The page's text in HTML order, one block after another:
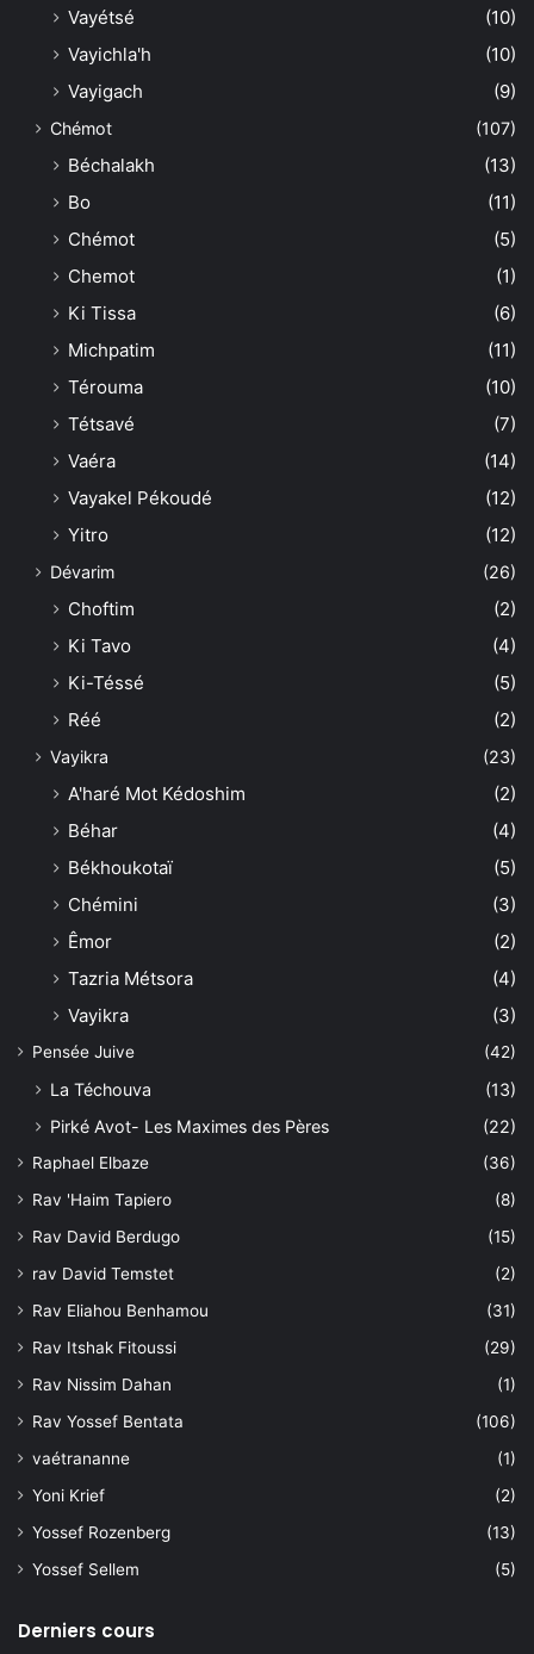
Vayétsé
(10)
Vayichla'h
(10)
Vayigach
(9)
Chémot (107)
Béchalakh
(13)
Bo
(11)
Chémot
(5)
Chemot
(1)
Ki Tissa
(6)
Michpatim
(11)
Térouma
(10)
Tétsavé
(7)
Vaéra
(14)
Vayakel Pékoudé
(12)
Yitro
(12)
Dévarim (26)
Choftim
(2)
Ki Tavo
(4)
Ki-Téssé
(5)
Réé
(2)
Vayikra (23)
A'haré Mot Kédoshim
(2)
Béhar
(4)
Békhoukotaï
(5)
Chémini
(3)
Êmor
(2)
Tazria Métsora
(4)
Vayikra
(3)
Pensée Juive (42)
La Téchouva
(13)
Pirké Avot- Les Maximes des Pères
(22)
Raphael Elbaze
(36)
Rav 'Haim Tapiero
(8)
Rav David Berdugo
(15)
rav David Temstet
(2)
Rav Eliahou Benhamou
(31)
Rav Itshak Fitoussi
(29)
Rav Nissim Dahan
(1)
Rav Yossef Bentata
(106)
vaétrananne
(1)
Yoni Krief
(2)
Yossef Rozenberg
(13)
Yossef Sellem
(5)
Derniers cours